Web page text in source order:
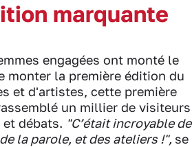
marquante
engagées ont monté le
monter la première édition du
et d'artistes, cette première
un millier de visiteurs
débats. "C’était incroyable de
la parole, et des ateliers !", se